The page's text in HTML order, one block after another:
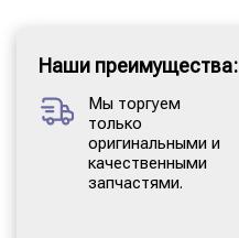
Наши преимущества:
Мы торгуем
только
оригинальными и
качественными
запчастями.